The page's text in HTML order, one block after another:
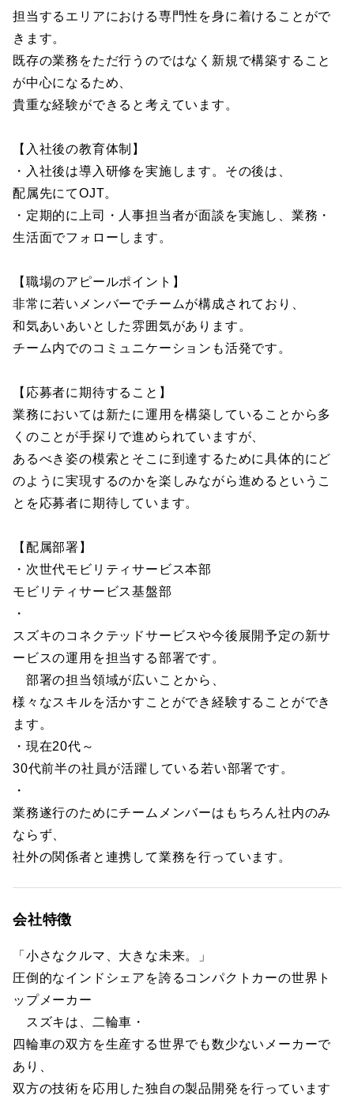
担当するエリアにおける専門性を身に着けることがで
きます。
既存の業務をただ行うのではなく新規で構築すること
が中心になるため、
貴重な経験ができると考えています。
【入社後の教育体制】
・入社後は導入研修を実施します。その後は、
配属先にてOJT。
・定期的に上司・人事担当者が面談を実施し、業務・
生活面でフォローします。
【職場のアピールポイント】
非常に若いメンバーでチームが構成されており、
和気あいあいとした雰囲気があります。
チーム内でのコミュニケーションも活発です。
【応募者に期待すること】
業務においては新たに運用を構築していることから多
くのことが手探りで進められていますが、
あるべき姿の模索とそこに到達するために具体的にど
のように実現するのかを楽しみながら進めるというこ
とを応募者に期待しています。
【配属部署】
・次世代モビリティサービス本部
モビリティサービス基盤部
・
スズキのコネクテッドサービスや今後展開予定の新サ
ービスの運用を担当する部署です。
部署の担当領域が広いことから、
様々なスキルを活かすことができ経験することができ
ます。
・現在20代～
30代前半の社員が活躍している若い部署です。
・
業務遂行のためにチームメンバーはもちろん社内のみ
ならず、
社外の関係者と連携して業務を行っています。
会社特徴
「小さなクルマ、大きな未来。」
圧倒的なインドシェアを誇るコンパクトカーの世界ト
ップメーカー
スズキは、二輪車・
四輪車の双方を生産する世界でも数少ないメーカーで
あり、
双方の技術を応用した独自の製品開発を行っています